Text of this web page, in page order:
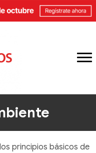
principios básicos de